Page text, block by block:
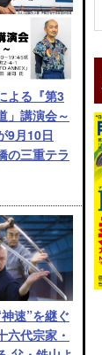
よる『第3
」講演会～
9月10日
の三重テラ
神速”を継ぐ
六代宗家・